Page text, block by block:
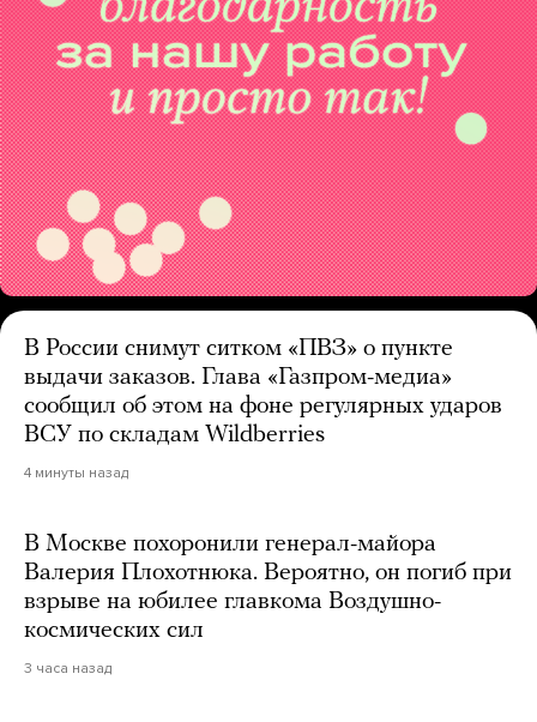
В России снимут ситком «ПВЗ» о пункте
выдачи заказов. Глава «Газпром-медиа»
сообщил об этом на фоне регулярных ударов
ВСУ по складам Wildberries
4 минуты назад
В Москве похоронили генерал-майора
Валерия Плохотнюка. Вероятно, он погиб при
взрыве на юбилее главкома Воздушно-
космических сил
3 часа назад